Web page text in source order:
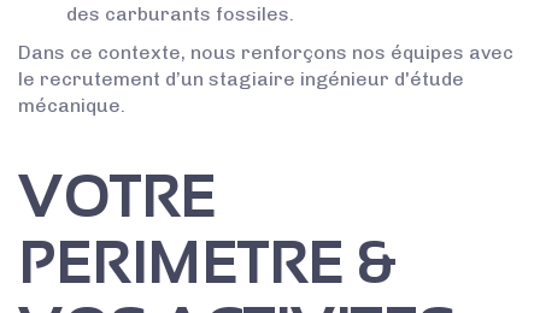
des carburants fossiles.
Dans ce contexte, nous renforçons nos équipes avec
le recrutement d’un stagiaire ingénieur d'étude
mécanique.
VOTRE
PERIMETRE &